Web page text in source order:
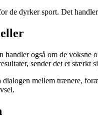
de dyrker sport. Det
også om de
sender det et stærkt
mellem trænere,